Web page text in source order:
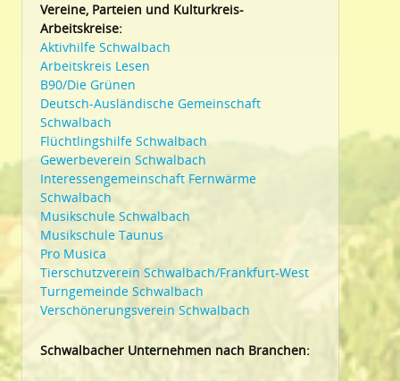
Vereine, Parteien und Kulturkreis-
Arbeitskreise:
Aktivhilfe Schwalbach
Arbeitskreis Lesen
B90/Die Grünen
Deutsch-Ausländische Gemeinschaft
Schwalbach
Flüchtlingshilfe Schwalbach
Gewerbeverein Schwalbach
Interessengemeinschaft Fernwärme
Schwalbach
Musikschule Schwalbach
Musikschule Taunus
Pro Musica
Tierschutzverein Schwalbach/Frankfurt-West
Turngemeinde Schwalbach
Verschönerungsverein Schwalbach
Schwalbacher Unternehmen nach Branchen: